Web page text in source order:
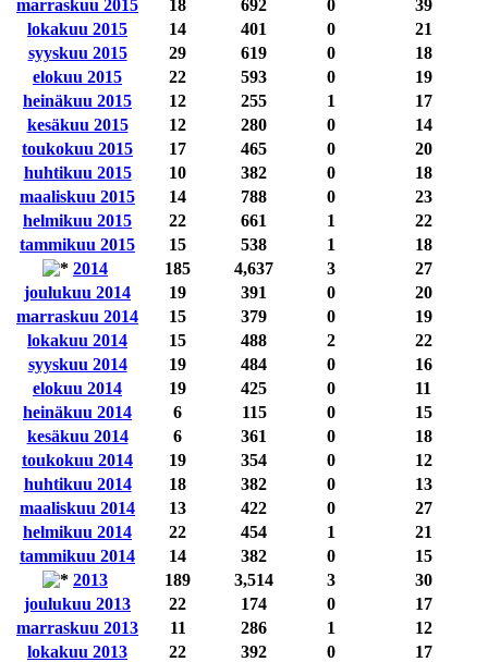
marraskuu 2015
18 692 0
39
lokakuu 2015
14 401 0
21
syyskuu 2015
29 619 0
18
elokuu 2015
22 593 0
19
heinäkuu 2015
12 255 1
17
kesäkuu 2015
12 280 0
14
toukokuu 2015
17 465 0
20
huhtikuu 2015
10 382 0
18
maaliskuu 2015
14 788 0
23
helmikuu 2015
22 661 1
22
tammikuu 2015
15 538 1
18
2014
185 4,637 3
27
joulukuu 2014
19 391 0
20
marraskuu 2014
15 379 0
19
lokakuu 2014
15 488 2
22
syyskuu 2014
19 484 0
16
elokuu 2014
19 425 0
11
heinäkuu 2014
6 115 0
15
kesäkuu 2014
6 361 0
18
toukokuu 2014
19 354 0
12
huhtikuu 2014
18 382 0
13
maaliskuu 2014
13 422 0
27
helmikuu 2014
22 454 1
21
tammikuu 2014
14 382 0
15
2013
189 3,514 3
30
joulukuu 2013
22 174 0
17
marraskuu 2013
11 286 1
12
lokakuu 2013
22 392 0
17